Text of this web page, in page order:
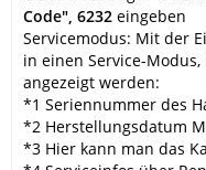
Code", 6232 eingeben
Servicemodus: Mit der
in einen Service-
angezeigt werden:
*1 Seriennummer des
*2 Herstellungsdatum
*3 Hier kann man das